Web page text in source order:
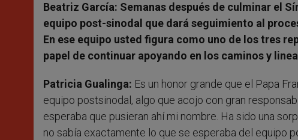
Beatriz García: Semanas después de culminar el
equipo post-sinodal que dará seguimiento al
En ese equipo usted figura como uno de los tres
papel de continuar apoyando en los caminos y
Patricia Gualinga: Es un honor grande que el Papa
equipo postsinodal, algo que acojo con gran
esperaba que pusieran ahí mi nombre. Ha sido una
no sabía exactamente lo que se esperaba del equipo